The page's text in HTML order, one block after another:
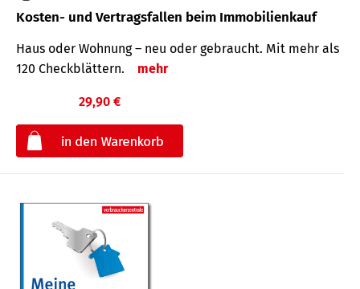
Kosten- und Vertragsfallen beim Immobilienkauf
Haus oder Wohnung – neu oder gebraucht. Mit mehr als
120 Check­blättern.
mehr
29,90 €